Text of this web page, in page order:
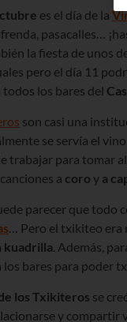
es el día de la
pasacalles…
la fiesta de unos
pero el día 11
los bares del
son casi una
se servía el
trabajar para tomar
a coro y a
parecer que todo
… Pero el txikiteo era
kuadrilla. Además,
los bares para poder
los Txikiteros se
y compartir